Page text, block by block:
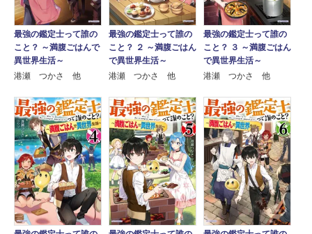
最強の鑑定士って誰の
こと？ ～満腹ごはんで
異世界生活～
港瀬 つかさ 他
最強の鑑定士って誰の
こと？ ２ ～満腹ごはん
で異世界生活～
港瀬 つかさ 他
最強の鑑定士って誰の
こと？ ３ ～満腹ごはん
で異世界生活～
港瀬 つかさ 他